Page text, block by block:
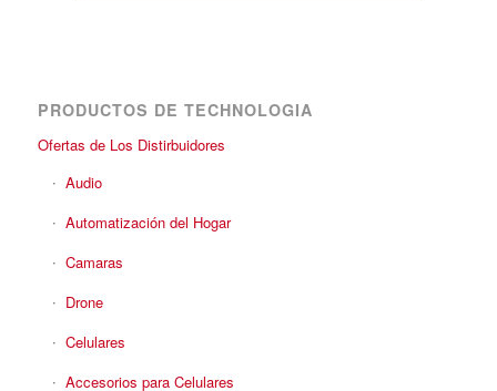
PRODUCTOS DE TECHNOLOGIA
Ofertas de Los Distirbuidores
Audio
Automatización del Hogar
Camaras
Drone
Celulares
Accesorios para Celulares